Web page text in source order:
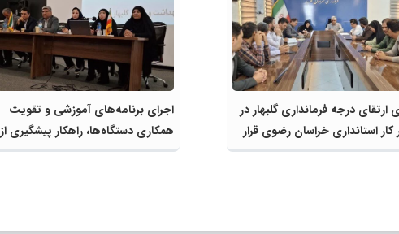
ارتقای درجه فرمانداری گلبهار در
کار استانداری خراسان رضوی قرار
اجرای برنامه‌های آموزشی و تقویت
همکاری دستگاه‌ها، راهکار پیشگیری از
آسیب‌های اجتماعی شهرستان است